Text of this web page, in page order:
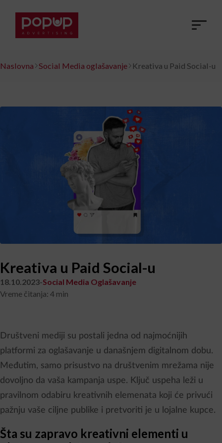
Naslovna Social Media oglašavanje Kreativa u Paid Social-u
Kreativa u Paid Social-u
18.10.2023-Social Media Oglašavanje
Vreme čitanja: 4 min
Društveni mediji su postali jedna od najmoćnijih
platformi za oglašavanje u današnjem digitalnom dobu.
Međutim, samo prisustvo na društvenim mrežama nije
dovoljno da vaša kampanja uspe. Ključ uspeha leži u
pravilnom odabiru kreativnih elemenata koji će privući
pažnju vaše ciljne publike i pretvoriti je u lojalne kupce.
Šta su zapravo kreativni elementi u